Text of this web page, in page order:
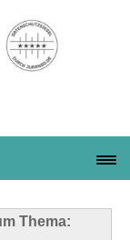
Thema: